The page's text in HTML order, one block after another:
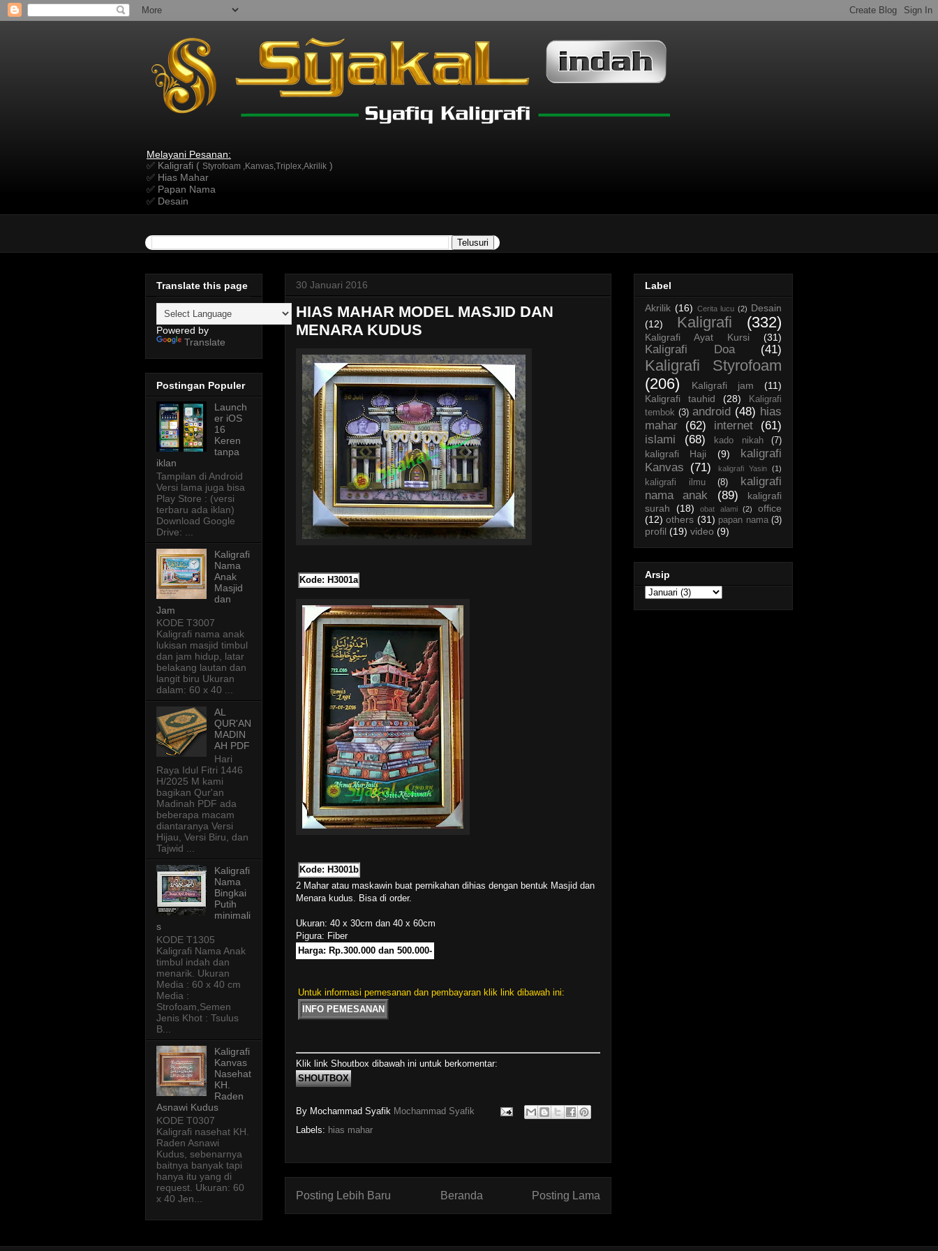
Melayani Pesanan:
✅ Kaligrafi ( Styrofoam ,Kanvas,Triplex,Akrilik )
✅ Hias Mahar
✅ Papan Nama
✅ Desain
30 Januari 2016
HIAS MAHAR MODEL MASJID DAN
MENARA KUDUS
Kode: H3001a
Kode: H3001b
2 Mahar atau maskawin buat pernikahan dihias dengan bentuk Masjid dan
Menara kudus. Bisa di order.
Ukuran: 40 x 30cm dan 40 x 60cm
Pigura: Fiber
Harga: Rp.300.000 dan 500.000-
Untuk informasi pemesanan dan pembayaran klik link dibawah ini:
INFO PEMESANAN
Klik link Shoutbox dibawah ini untuk berkomentar:
SHOUTBOX
By Mochammad Syafik Mochammad Syafik
Labels: hias mahar
Posting Lebih Baru Posting Lama
Beranda
Translate this page
Powered by
Translate
Postingan Populer
Launch
er iOS
16
Keren
tanpa
iklan
Tampilan di Android
Versi lama juga bisa
Play Store : (versi
terbaru ada iklan)
Download Google
Drive: ...
Kaligrafi
Nama
Anak
Masjid
dan
Jam
KODE T3007
Kaligrafi nama anak
lukisan masjid timbul
dan jam hidup, latar
belakang lautan dan
langit biru Ukuran
dalam: 60 x 40 ...
AL
QUR'AN
MADIN
AH PDF
Hari
Raya Idul Fitri 1446
H/2025 M kami
bagikan Qur'an
Madinah PDF ada
beberapa macam
diantaranya Versi
Hijau, Versi Biru, dan
Tajwid ...
Kaligrafi
Nama
Bingkai
Putih
minimali
s
KODE T1305
Kaligrafi Nama Anak
timbul indah dan
menarik. Ukuran
Media : 60 x 40 cm
Media :
Strofoam,Semen
Jenis Khot : Tsulus
B...
Kaligrafi
Kanvas
Nasehat
KH.
Raden
Asnawi Kudus
KODE T0307
Kaligrafi nasehat KH.
Raden Asnawi
Kudus, sebenarnya
baitnya banyak tapi
hanya itu yang di
request. Ukuran: 60
x 40 Jen...
Label
Akrilik (16) Cerita lucu (2) Desain
(12)
Kaligrafi (332)
Kaligrafi Ayat Kursi (31)
Kaligrafi Doa (41)
Kaligrafi Styrofoam
(206)
Kaligrafi jam
(11)
Kaligrafi tauhid
(28)
Kaligrafi
tembok (3) android (48) hias
mahar
(62) internet
(61)
islami
(68) kado nikah (7)
kaligrafi Haji (9)
kaligrafi
Kanvas (71) kaligrafi Yasin (1)
kaligrafi ilmu (8)
kaligrafi
nama anak
(89)
kaligrafi
surah
(18) obat alami (2)
office
(12) others (31) papan nama (3)
profil (19) video (9)
Arsip